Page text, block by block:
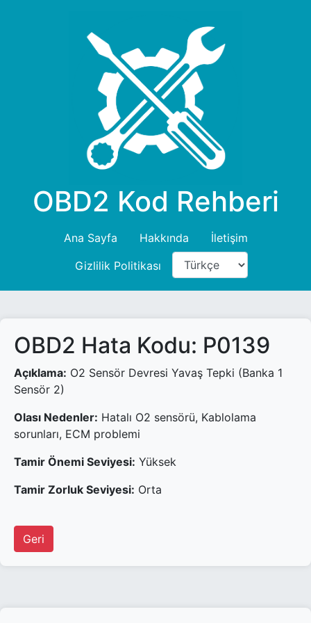
OBD2 Kod Rehberi
Ana Sayfa Hakkında
İletişim
Gizlilik Politikası
OBD2 Hata Kodu: P0139
Açıklama: O2 Sensör Devresi Yavaş Tepki (Banka 1
Sensör 2)
Olası Nedenler: Hatalı O2 sensörü, Kablolama
sorunları, ECM problemi
Tamir Önemi Seviyesi: Yüksek
Tamir Zorluk Seviyesi: Orta
Geri